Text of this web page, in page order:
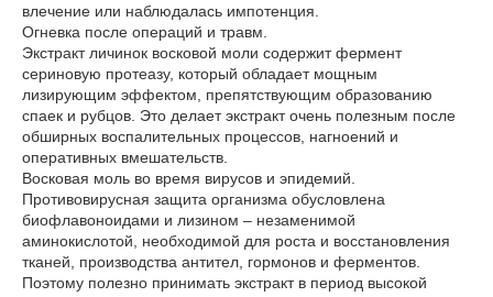
влечение или наблюдалась импотенция.
Огневка после операций и травм.
Экстракт личинок восковой моли содержит фермент
сериновую протеазу, который обладает мощным
лизирующим эффектом, препятствующим образованию
спаек и рубцов. Это делает экстракт очень полезным после
обширных воспалительных процессов, нагноений и
оперативных вмешательств.
Восковая моль во время вирусов и эпидемий.
Противовирусная защита организма обусловлена
биофлавоноидами и лизином – незаменимой
аминокислотой, необходимой для роста и восстановления
тканей, производства антител, гормонов и ферментов.
Поэтому полезно принимать экстракт в период высокой